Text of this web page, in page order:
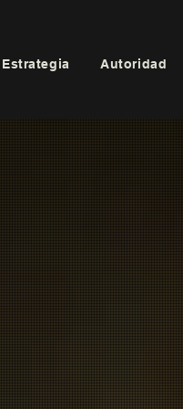
Estrategia Autoridad